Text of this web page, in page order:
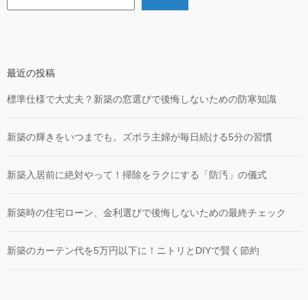
最近の投稿
標準仕様で大丈夫？新築の窓選びで後悔しないための防寒知識
新築の輝きをいつまでも。ズボラ主婦が毎日続ける5分の習慣
新築入居前に絶対やって！掃除をラクにする「防汚」の儀式
新築時の住宅ローン、金利選びで後悔しないための最終チェック
新築のカーテン代を5万円以下に！ニトリとDIYで賢く節約